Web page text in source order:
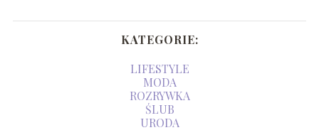
KATEGORIE:
LIFESTYLE
MODA
ROZRYWKA
ŚLUB
URODA